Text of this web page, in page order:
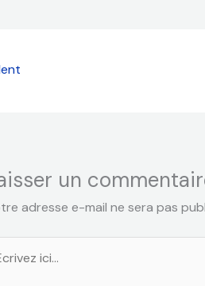
un
adresse e-mail ne sera pas